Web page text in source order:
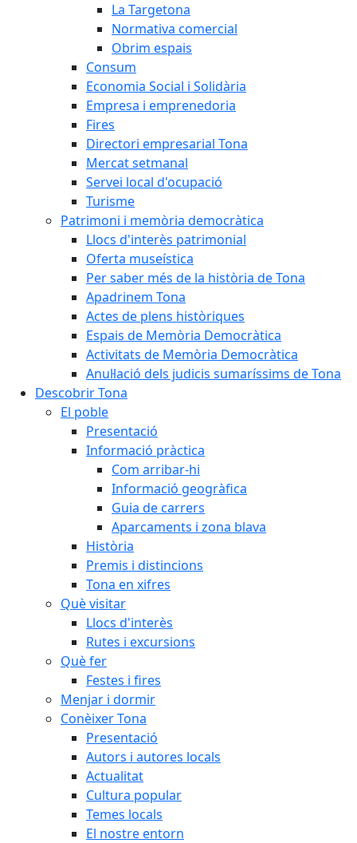
La Targetona
Normativa comercial
Obrim espais
Consum
Economia Social i Solidària
Empresa i emprenedoria
Fires
Directori empresarial Tona
Mercat setmanal
Servei local d'ocupació
Turisme
Patrimoni i memòria democràtica
Llocs d'interès patrimonial
Oferta museística
Per saber més de la història de Tona
Apadrinem Tona
Actes de plens històriques
Espais de Memòria Democràtica
Activitats de Memòria Democràtica
Anul·lació dels judicis sumaríssims de Tona
Descobrir Tona
El poble
Presentació
Informació pràctica
Com arribar-hi
Informació geogràfica
Guia de carrers
Aparcaments i zona blava
Història
Premis i distincions
Tona en xifres
Què visitar
Llocs d'interès
Rutes i excursions
Què fer
Festes i fires
Menjar i dormir
Conèixer Tona
Presentació
Autors i autores locals
Actualitat
Cultura popular
Temes locals
El nostre entorn